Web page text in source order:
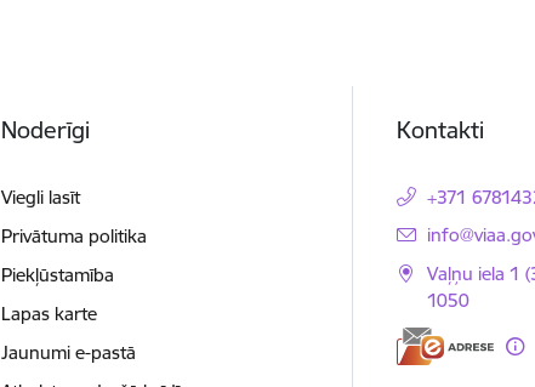
Noderīgi
Viegli lasīt
Privātuma politika
Piekļūstamība
Lapas karte
Jaunumi e-pastā
Kontakti
+371
E-pasts:
Vaļņu iela 1
1050